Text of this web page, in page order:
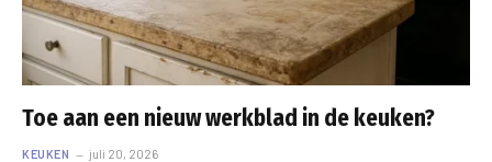
Toe aan een nieuw werkblad in de keuken?
KEUKEN juli 20, 2026